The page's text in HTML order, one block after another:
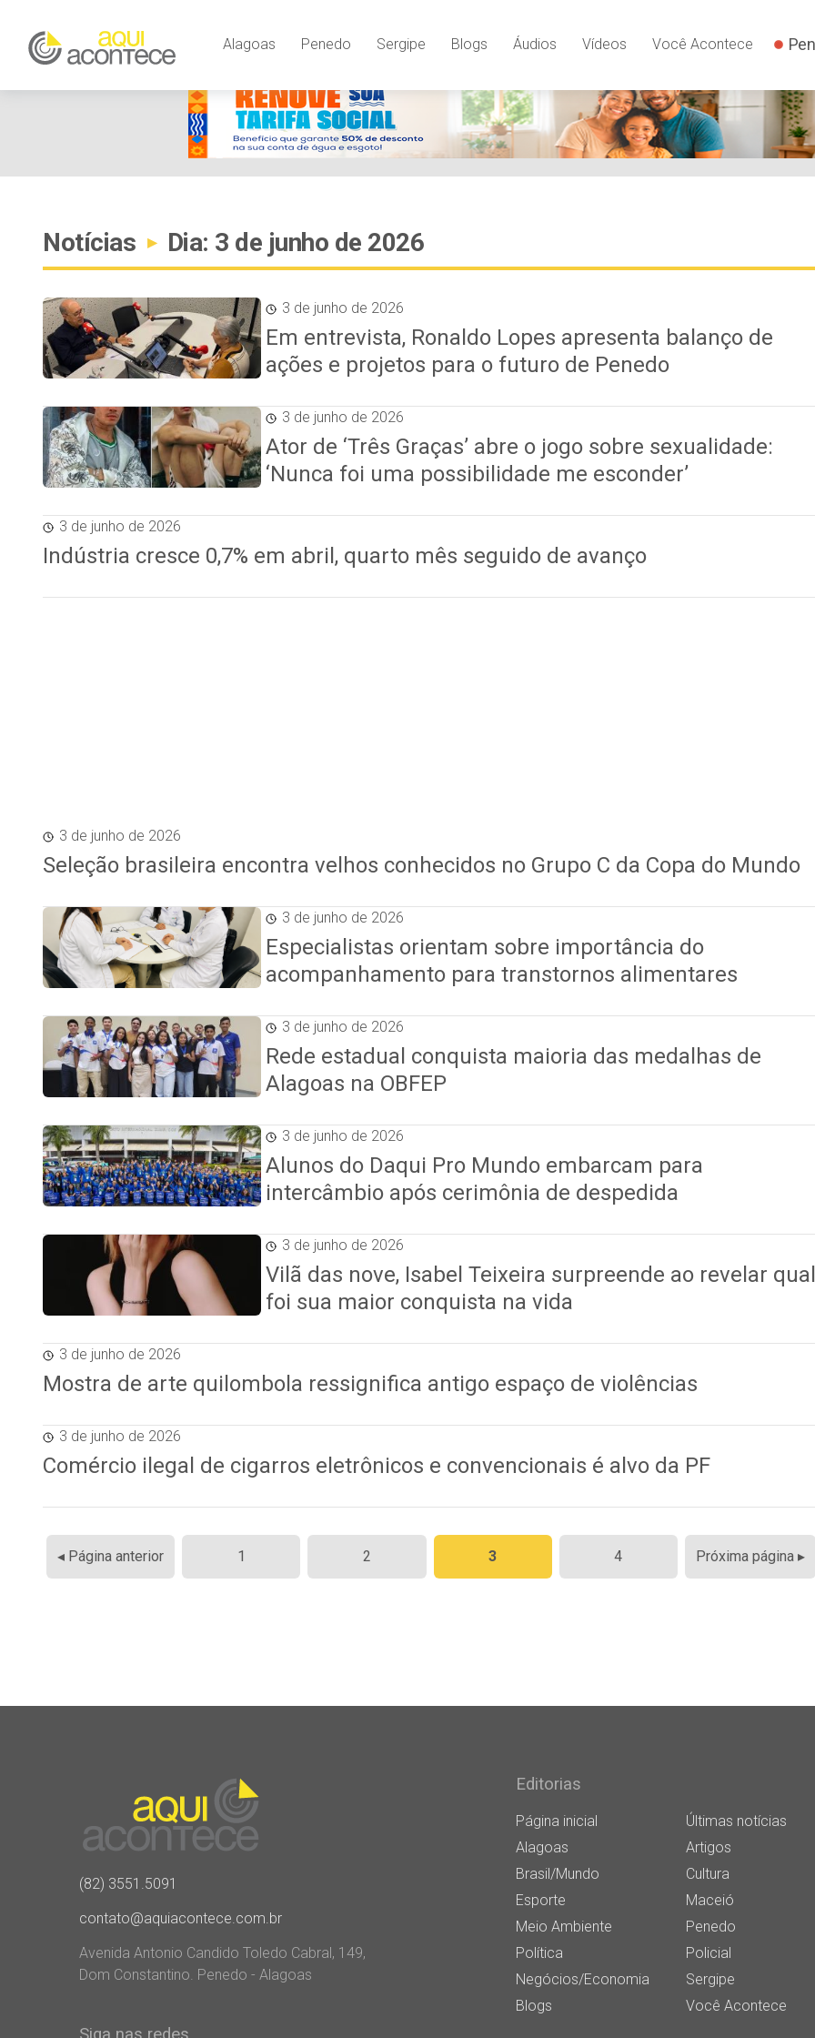
Alagoas Penedo Sergipe Blogs Áudios Vídeos Você Acontece
Notícias ▸ Dia: 3 de junho de 2026
3 de junho de 2026
Em entrevista, Ronaldo Lopes apresenta balanço de
ações e projetos para o futuro de Penedo
3 de junho de 2026
Ator de ‘Três Graças’ abre o jogo sobre sexualidade:
‘Nunca foi uma possibilidade me esconder’
3 de junho de 2026
Indústria cresce 0,7% em abril, quarto mês seguido de avanço
3 de junho de 2026
Seleção brasileira encontra velhos conhecidos no Grupo C da Copa do Mundo
3 de junho de 2026
Especialistas orientam sobre importância do
acompanhamento para transtornos alimentares
3 de junho de 2026
Rede estadual conquista maioria das medalhas de
Alagoas na OBFEP
3 de junho de 2026
Alunos do Daqui Pro Mundo embarcam para
intercâmbio após cerimônia de despedida
3 de junho de 2026
Vilã das nove, Isabel Teixeira surpreende ao revelar qual
foi sua maior conquista na vida
3 de junho de 2026
Mostra de arte quilombola ressignifica antigo espaço de violências
3 de junho de 2026
Comércio ilegal de cigarros eletrônicos e convencionais é alvo da PF
Paginação
de
◂ Página anterior 1 2 3 4 Próxima página ▸
(82) 3551.5091
contato@aquiacontece.com.br
Avenida Antonio Candido Toledo Cabral, 149,
Dom Constantino. Penedo - Alagoas
Editorias
Página inicial
Últimas notícias
Alagoas
Artigos
Brasil/Mundo
Cultura
Esporte
Maceió
Meio Ambiente
Penedo
Política
Policial
Negócios/Economia
Sergipe
Blogs
Você Acontece